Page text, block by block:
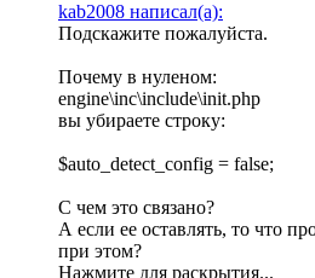
kab2008 написал(а):
Подскажите пожалуйста.
Почему в нуленом:
engine\inc\include\init.php
вы убираете строку:
$auto_detect_config = false;
С чем это связано?
А если ее оставлять, то что
при этом?
Нажмите для раскрытия...